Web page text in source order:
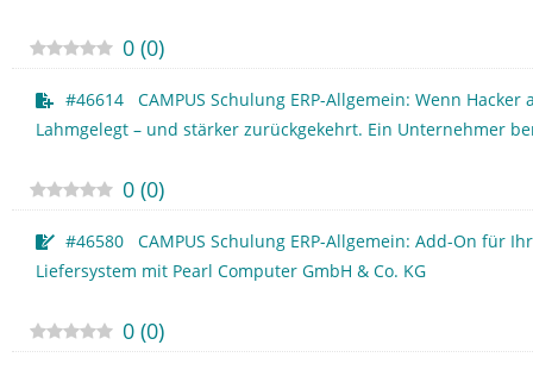
0 (0)
#46614 CAMPUS Schulung ERP-Allgemein: Wenn Hacker
Lahmgelegt – und stärker zurückgekehrt. Ein Unternehmer
0 (0)
#46580 CAMPUS Schulung ERP-Allgemein: Add-On für Ihr
Liefersystem mit Pearl Computer GmbH & Co. KG
0 (0)